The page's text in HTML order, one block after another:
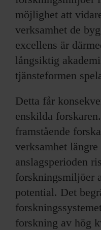
möjlighet att
verksamhet de
excellens är
långsiktig
tjänsteformen
Detta får
enskilda
framstående
verksamhet
anslagsperioden
forskningsmiljöer
potential. Det
forskning av hög